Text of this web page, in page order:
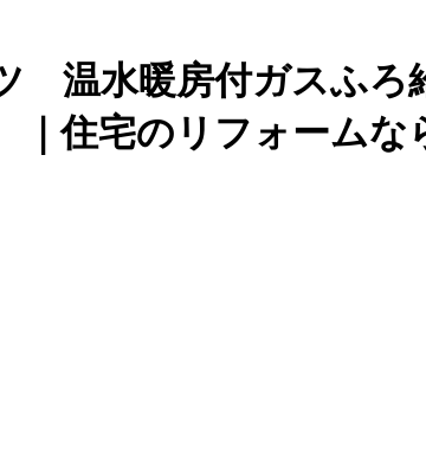
温水暖房付ガスふろ
｜住宅のリフォームな